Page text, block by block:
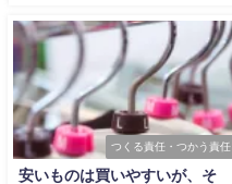
つくる責任・つかう責任
安いものは買いやすいが、そ